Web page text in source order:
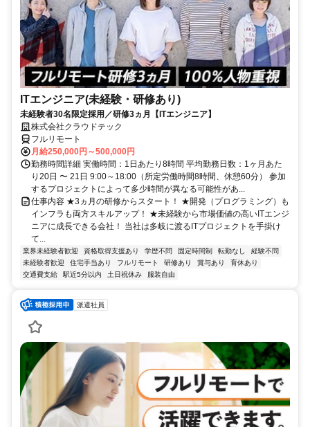
ITエンジニア(未経験・研修あり)
未経験者30名限定採用／研修3ヵ月【ITエンジニア】
株式会社クラウドテック
フルリモート
月給250,000円～500,000円
勤務時間詳細 実働時間：1日あたり8時間 平均勤務日数：1ヶ月あた
り20日 〜 21日 9:00～18:00（所定労働時間8時間、休憩60分） 参加
するプロジェクトによって多少時間が異なる可能性があ...
仕事内容 ★3ヵ月の研修からスタート！ ★開発（プログラミング）も
インフラも両方スキルアップ！ ★未経験から市場価値の高いITエンジ
ニアに成長できる会社！ 当社は多岐に渡るITプロジェクトを手掛け
て...
業界未経験者歓迎 資格取得支援あり 学歴不問 固定時間制 転勤なし
経験不問
未経験者歓迎
住宅手当あり フルリモート 研修あり 賞与あり
育休あり
交通費支給
駅近5分以内 土日祝休み 服装自由
派遣社員